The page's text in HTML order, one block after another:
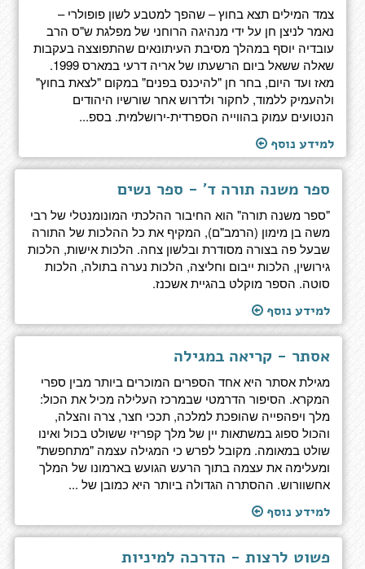
צמד המילים תצא בחוץ – שהפך למטבע לשון פופולרי –
נאמר לניצן חן על ידי מנהיגה הרוחני של מפלגת ש"ס הרב
עובדיה יוסף במהלך מסיבת העיתונאים שהתפוצצה בעקבות
שאלה ששאל ביום הרשעתו של אריה דרעי במארס 1999.
מאז ועד היום, בחר חן "להיכנס בפנים" במקום "לצאת בחוץ"
ולהעמיק ללמוד, לחקור ולדרוש אחר שורשיו היהודים
הנטועים עמוק בהווייה הספרדית-ירושלמית. בספ...
למידע נוסף
ספר משנה תורה ד' - ספר נשים
"ספר משנה תורה" הוא החיבור ההלכתי המונומנטלי של רבי
משה בן מימון (הרמב"ם), המקיף את כל ההלכות של התורה
שבעל פה בצורה מסודרת ובלשון צחה. הלכות אישות, הלכות
גירושין, הלכות ייבום וחליצה, הלכות נערה בתולה, הלכות
סוטה. הספר מוקלט בהגיית אשכנז.
למידע נוסף
אסתר - קריאה במגילה
מגילת אסתר היא אחד הספרים המוכרים ביותר מבין ספרי
המקרא. הסיפור הדרמטי שבמרכז העלילה מכיל את הכול:
מלך ויפהפייה שהופכת למלכה, תככי חצר, צרה והצלה,
והכול ספוג במשתאות יין של מלך קפריזי ששולט בכול ואינו
שולט במאומה. מקובל לפרש כי המגילה עצמה "מתחפשת"
ומעלימה את עצמה בתוך הרעש הגועש בארמונו של המלך
אחשוורוש. ההסתרה הגדולה ביותר היא כמובן של ...
למידע נוסף
פשוט לרצות - הדרכה למיניות